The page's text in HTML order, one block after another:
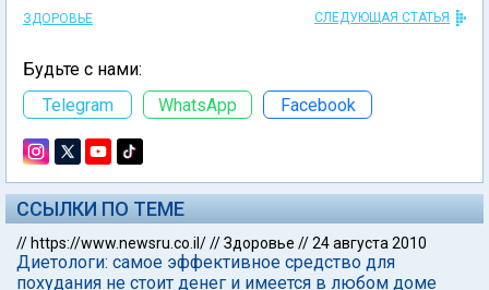
ЗДОРОВЬЕ СЛЕДУЮЩАЯ СТАТЬЯ
Будьте с нами:
Telegram
WhatsApp Facebook
ССЫЛКИ ПО ТЕМЕ
// https://www.newsru.co.il///Здоровье //24 августа 2010
Диетологи: самое эффективное средство для
похудания не стоит денег и имеется в любом доме